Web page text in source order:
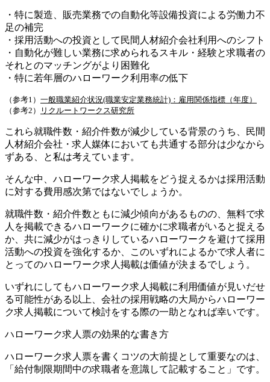
・特に製造、販売業務での自動化等設備投資による労働力不
足の補完
・採用活動への投資として民間人材紹介会社利用へのシフト
・自動化が難しい業務に求められるスキル・経験と求職者の
それとのマッチングがより困難化
・特に若年層のハローワーク利用率の低下
（参考1） 一般職業紹介状況(職業安定業務統計)：雇用関係指標（年度）
（参考2）
リクルートワークス研究所
これら就職件数・紹介件数が減少している背景のうち、民間
人材紹介会社・求人媒体においても共通する部分は少なから
ずある、と私は考えています。
そんな中、ハローワーク求人掲載をどう捉えるかは採用活動
に対する費用感次第ではないでしょうか。
就職件数・紹介件数ともに減少傾向があるものの、無料で求
人を掲載できるハローワークに確かに求職者がいると捉える
か、共に減少がはっきりしているハローワークを避けて採用
活動への投資を強化するか、このいずれによるかで求人者に
とってのハローワーク求人掲載は価値が決まるでしょう。
いずれにしてもハローワーク求人掲載に利用価値が見いだせ
る可能性がある 以上、会社の採用戦略の大局からハローワー
ク求人掲載について検討をする際の一助となれば幸いです。
ハローワーク求人票の効果的な書き方
ハローワーク求人票を書くコツの大前提として重要なのは、
「給付制限期間中の求職者を意識して記載すること」です。